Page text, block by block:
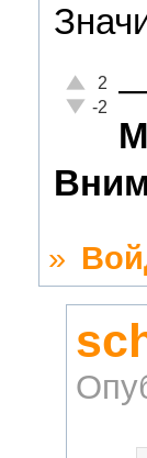
Отлично!
2
-2
»